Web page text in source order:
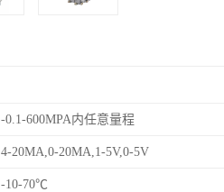
-0.1-600MPA内任意量程
4-20MA,0-20MA,1-5V,0-5V
-10-70℃